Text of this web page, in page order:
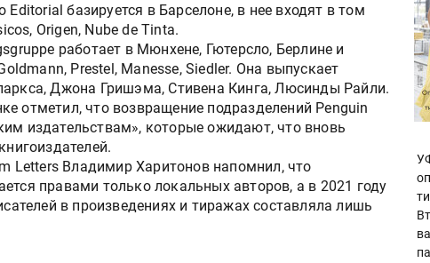
базируется в Барселоне, в нее входят в том
Origen, Nube de Tinta.
работает в Мюнхене, Гютерсло, Берлине и
Prestel, Manesse, Siedler. Она выпускает
Джона Гришэма, Стивена Кинга, Люсинды Райли.
отметил, что возвращение подразделений Penguin
издательствам», которые ожидают, что вновь
Letters Владимир Харитонов напомнил, что
правами только локальных авторов, а в 2021 году
в произведениях и тиражах составляла лишь